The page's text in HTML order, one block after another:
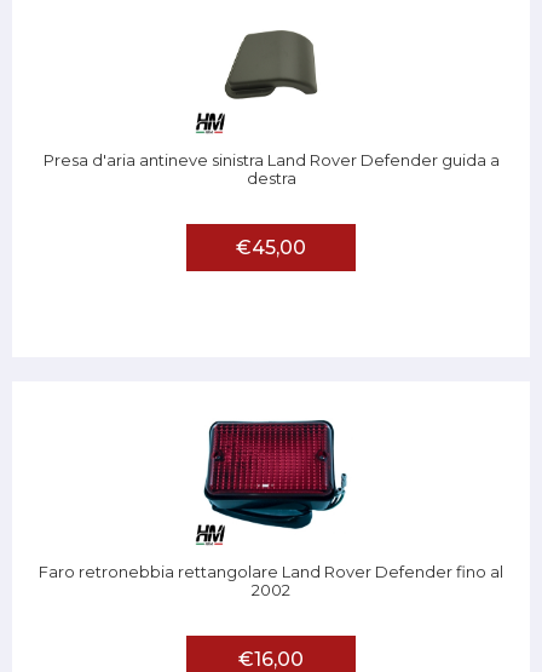
Presa d'aria antineve sinistra Land Rover Defender guida a
destra
€45,00
Faro retronebbia rettangolare Land Rover Defender fino al
2002
€16,00